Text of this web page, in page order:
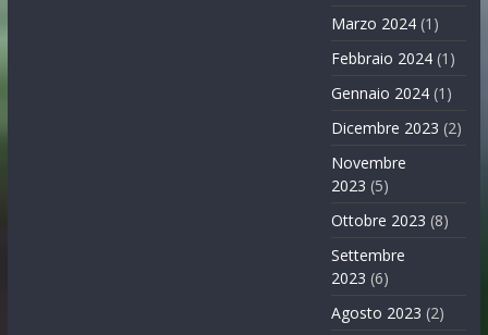
Marzo 2024 (1)
Febbraio 2024 (1)
Gennaio 2024 (1)
Dicembre 2023 (2)
Novembre
2023 (5)
Ottobre 2023 (8)
Settembre
2023 (6)
Agosto 2023 (2)